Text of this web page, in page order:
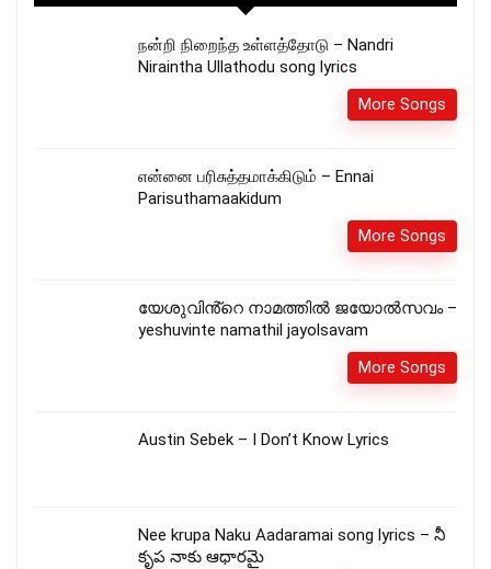
நன்றி நிறைந்த உள்ளத்தோடு – Nandri
Niraintha Ullathodu song lyrics
More Songs
என்னை பரிசுத்தமாக்கிடும் – Ennai
Parisuthamaakidum
More Songs
യേശുവിൻ്റെ നാമത്തിൽ ജയോൽസവം –
yeshuvinte namathil jayolsavam
More Songs
Austin Sebek – I Don’t Know Lyrics
Nee krupa Naku Aadaramai song lyrics – నీ
కృప నాకు ఆధారమై